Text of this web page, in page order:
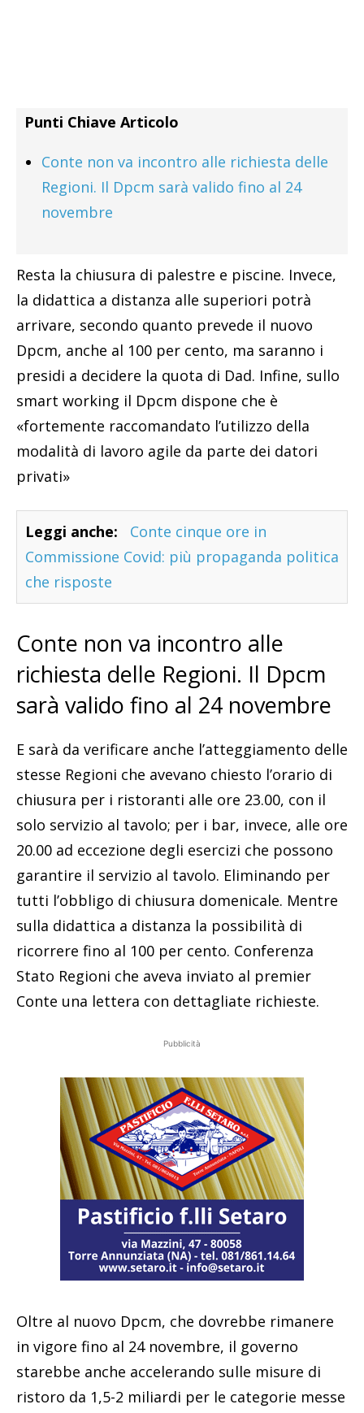
Punti Chiave Articolo
Conte non va incontro alle richiesta delle
Regioni. Il Dpcm sarà valido fino al 24
novembre
Resta la chiusura di palestre e piscine. Invece,
la didattica a distanza alle superiori potrà
arrivare, secondo quanto prevede il nuovo
Dpcm, anche al 100 per cento, ma saranno i
presidi a decidere la quota di Dad. Infine, sullo
smart working il Dpcm dispone che è
«fortemente raccomandato l’utilizzo della
modalità di lavoro agile da parte dei datori
privati»
Leggi anche:
Conte cinque ore in
Commissione Covid: più propaganda politica
che risposte
Conte non va incontro alle
richiesta delle Regioni. Il Dpcm
sarà valido fino al 24 novembre
E sarà da verificare anche l’atteggiamento delle
stesse Regioni che avevano chiesto l’orario di
chiusura per i ristoranti alle ore 23.00, con il
solo servizio al tavolo; per i bar, invece, alle ore
20.00 ad eccezione degli esercizi che possono
garantire il servizio al tavolo. Eliminando per
tutti l’obbligo di chiusura domenicale. Mentre
sulla didattica a distanza la possibilità di
ricorrere fino al 100 per cento. Conferenza
Stato Regioni che aveva inviato al premier
Conte una lettera con dettagliate richieste.
Pubblicità
Oltre al nuovo Dpcm, che dovrebbe rimanere
in vigore fino al 24 novembre, il governo
starebbe anche accelerando sulle misure di
ristoro da 1,5-2 miliardi per le categorie messe